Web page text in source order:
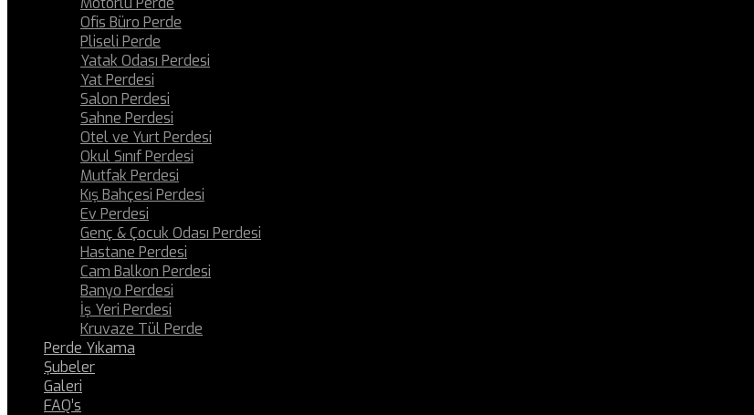
Ofis Büro Perde
Pliseli Perde
Yatak Odası Perdesi
Yat Perdesi
Salon Perdesi
Sahne Perdesi
Otel ve Yurt Perdesi
Okul Sınıf Perdesi
Mutfak Perdesi
Kış Bahçesi Perdesi
Ev Perdesi
Genç & Çocuk Odası Perdesi
Hastane Perdesi
Cam Balkon Perdesi
Banyo Perdesi
İş Yeri Perdesi
Kruvaze Tül Perde
Perde Yıkama
Şubeler
Galeri
FAQ’s